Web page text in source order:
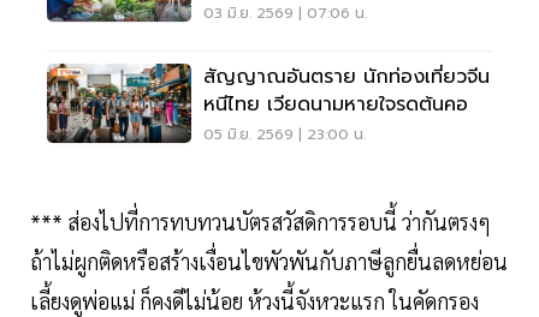
03 มิ.ย. 2569 | 07:06 น.
สัญญาณอันตราย นักท่องเที่ยวจีน
หนีไทย เวียดนามหายใจรดต้นคอ
05 มิ.ย. 2569 | 23:00 น.
*** ส่องไปที่การทบทวนบัตรสวัสดิการรอบนี้ ว่ากันตรงๆ
ถ้าไม่ผูกติดหรือสร้างเงื่อนไขพัวพันกับภาษีลูกยื่นลดหย่อน
เลี้ยงดูพ่อแม่ ก็คงดีไม่น้อย ห้วงนี้จังหวะแรก ในคัดกรอง